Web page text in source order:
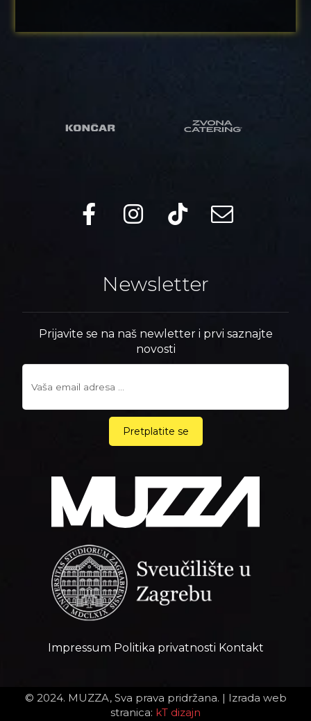
Newsletter
Prijavite se na naš newletter i prvi saznajte
novosti
Pretplatite se
Impressum Politika privatnosti Kontakt
© 2024. MUZZA, Sva prava pridržana. | Izrada web
stranica: kT dizajn